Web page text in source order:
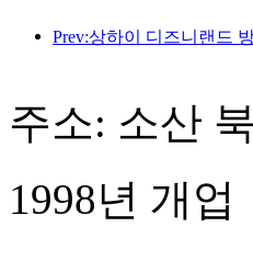
주소: 소산
1998년 개업